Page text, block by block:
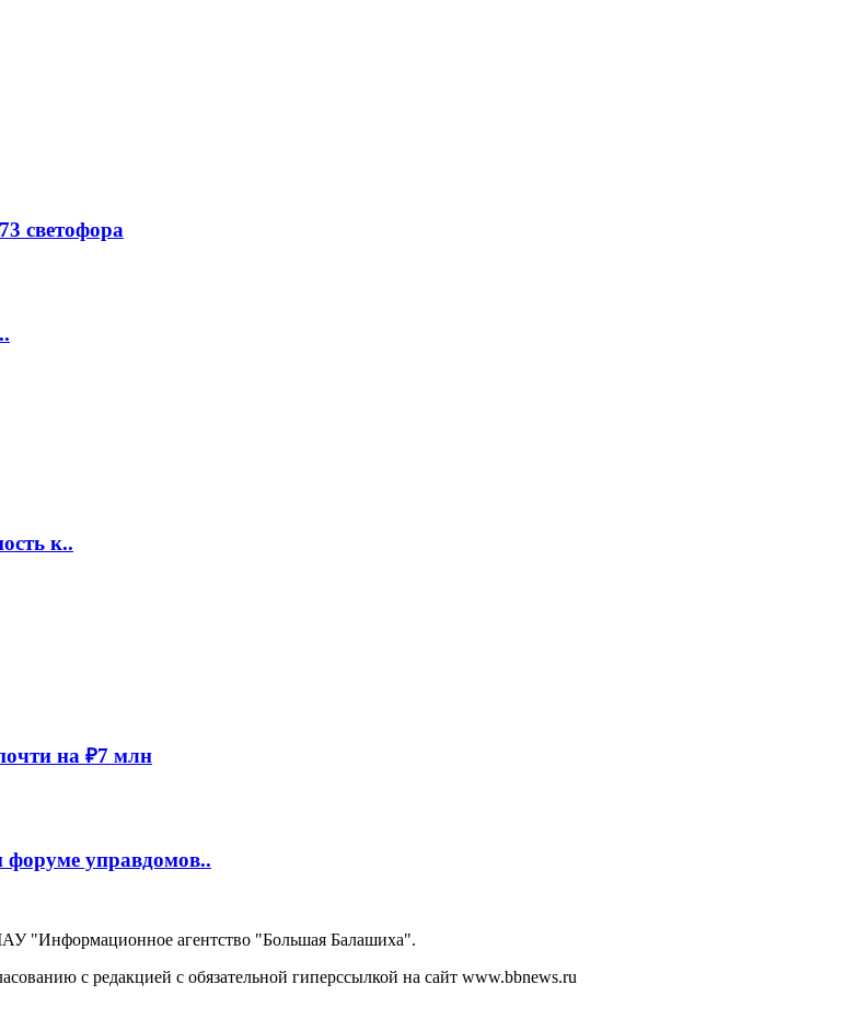
светофора
к..
на ₽7 млн
форуме управдомов..
"Информационное агентство "Большая Балашиха".
с редакцией с обязательной гиперссылкой на сайт www.bbnews.ru